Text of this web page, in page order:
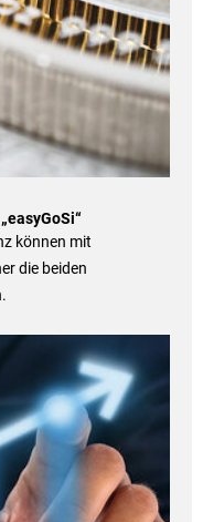
können mit
die beiden